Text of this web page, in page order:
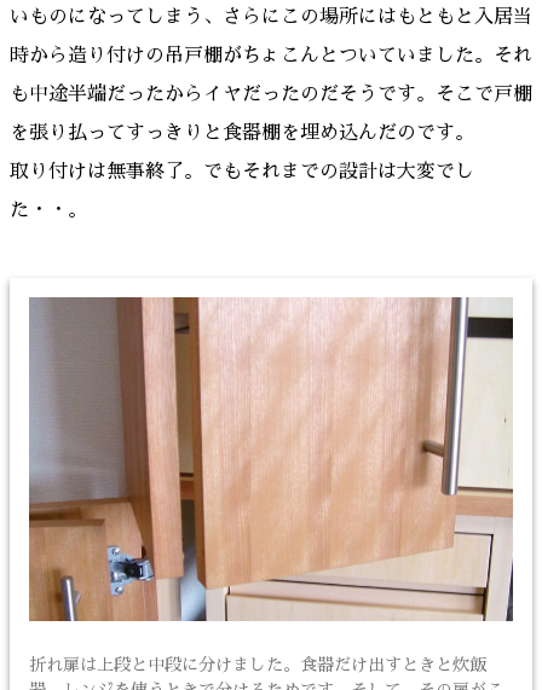
いものになってしまう、さらにこの場所にはもともと入居当
時から造り付けの吊戸棚がちょこんとついていました。それ
も中途半端だったからイヤだったのだそうです。そこで戸棚
を張り払ってすっきりと食器棚を埋め込んだのです。
取り付けは無事終了。でもそれまでの設計は大変でし
た・・。
折れ扉は上段と中段に分けました。食器だけ出すときと炊飯